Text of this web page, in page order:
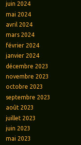
juin 2024
mai 2024
avril 2024
mars 2024
février 2024
janvier 2024
décembre 2023
novembre 2023
octobre 2023
septembre 2023
août 2023
juillet 2023
juin 2023
mai 2023